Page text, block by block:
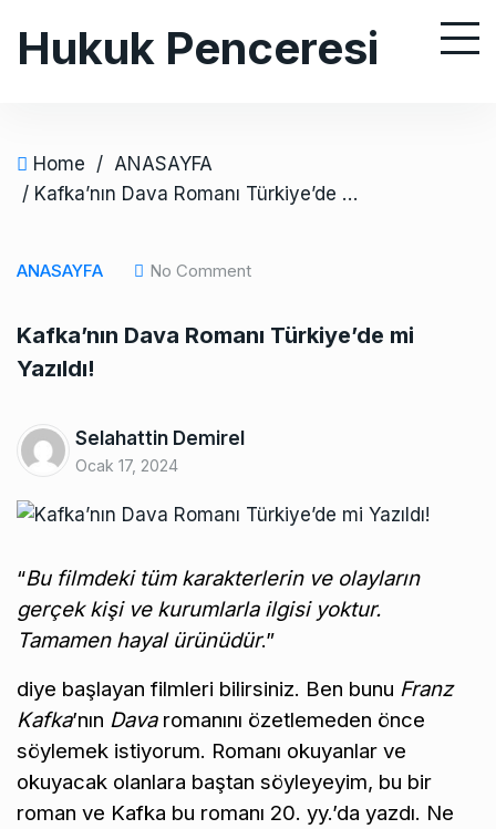
Hukuk Penceresi
Home / ANASAYFA
/ Kafka’nın Dava Romanı Türkiye’de mi Yazıldı!
ANASAYFA No Comment
Kafka’nın Dava Romanı Türkiye’de mi
Yazıldı!
Selahattin Demirel
Ocak 17, 2024
“Bu filmdeki tüm karakterlerin ve olayların
gerçek kişi ve kurumlarla ilgisi yoktur.
Tamamen hayal ürünüdür.”
diye başlayan filmleri bilirsiniz. Ben bunu Franz
Kafka’nın Davaromanını özetlemeden önce
söylemek istiyorum. Romanı okuyanlar ve
okuyacak olanlara baştan söyleyeyim, bu bir
roman ve Kafka bu romanı 20. yy.’da yazdı. Ne